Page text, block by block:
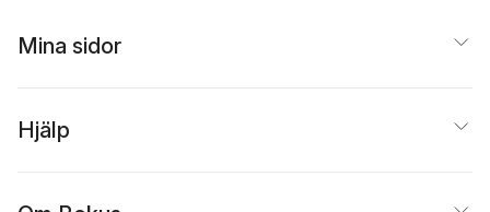
Mina sidor
Hjälp